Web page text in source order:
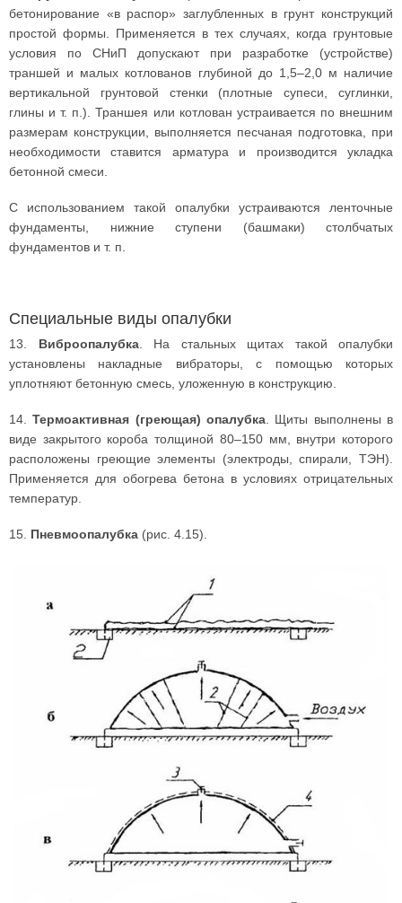
бетонирование «в распор» заглубленных в грунт конструкций
простой формы. Применяется в тех случаях, когда грунтовые
условия по СНиП допускают при разработке (устройстве)
траншей и малых котлованов глубиной до 1,5–2,0 м наличие
вертикальной грунтовой стенки (плотные супеси, суглинки,
глины и т. п.). Траншея или котлован устраивается по внешним
размерам конструкции, выполняется песчаная подготовка, при
необходимости ставится арматура и производится укладка
бетонной смеси.
С использованием такой опалубки устраиваются ленточные
фундаменты, нижние ступени (башмаки) столбчатых
фундаментов и т. п.
Специальные виды опалубки
13. Виброопалубка. На стальных щитах такой опалубки
установлены накладные вибраторы, с помощью которых
уплотняют бетонную смесь, уложенную в конструкцию.
14.Термоактивная (греющая) опалубка . Щиты выполнены в
виде закрытого короба толщиной 80–150 мм, внутри которого
расположены греющие элементы (электроды, спирали, ТЭН).
Применяется для обогрева бетона в условиях отрицательных
температур.
15. Пневмоопалубка (рис. 4.15).